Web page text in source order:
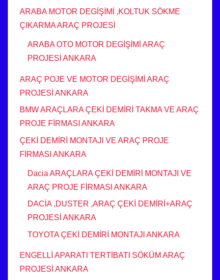
ARABA MOTOR DEGİŞİMİ ,KOLTUK SÖKME
ÇIKARMA ARAÇ PROJESİ
ARABA OTO MOTOR DEGİŞİMİ ARAÇ
PROJESİ ANKARA
ARAÇ POJE VE MOTOR DEGİŞİMİ ARAÇ
PROJESİ ANKARA
BMW ARAÇLARA ÇEKİ DEMİRİ TAKMA VE ARAÇ
PROJE FİRMASI ANKARA
ÇEKİ DEMİRİ MONTAJI VE ARAÇ PROJE
FİRMASI ANKARA
Dacia ARAÇLARA ÇEKİ DEMİRİ MONTAJI VE
ARAÇ PROJE FİRMASI ANKARA
DACİA ,DUSTER ,ARAÇ ÇEKİ DEMİRİ+ARAÇ
PROJESİ ANKARA
TOYOTA ÇEKİ DEMİRİ MONTAJI ANKARA
ENGELLİ APARATI TERTİBATI SÖKÜM ARAÇ
PROJESİ ANKARA